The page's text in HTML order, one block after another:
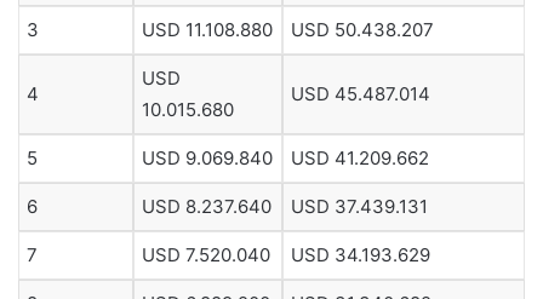
3 USD 11.108.880 USD 50.438.207
4
USD
10.015.680
USD 45.487.014
5 USD 9.069.840 USD 41.209.662
6 USD 8.237.640 USD 37.439.131
7 USD 7.520.040 USD 34.193.629